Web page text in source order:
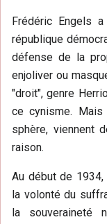
Frédéric Engels
république
défense de la
enjoliver ou
"droit", genre
ce cynisme.
sphère, viennent
raison.
Au début de
la volonté du
la souveraineté